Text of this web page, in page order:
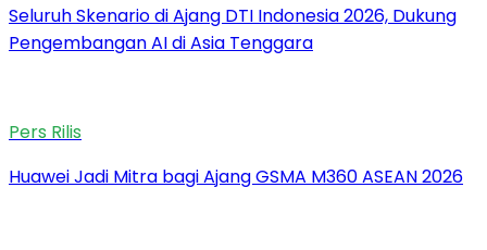
Seluruh Skenario di Ajang DTI Indonesia 2026, Dukung
Pengembangan AI di Asia Tenggara
Pers Rilis
Huawei Jadi Mitra bagi Ajang GSMA M360 ASEAN 2026